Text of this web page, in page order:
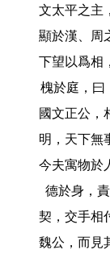
文太平之主
顯於漢、周
下望以爲相
槐於庭，曰
國文正公，
明，天下無
今夫寓物於
德於身，
契，交手相
魏公，而見